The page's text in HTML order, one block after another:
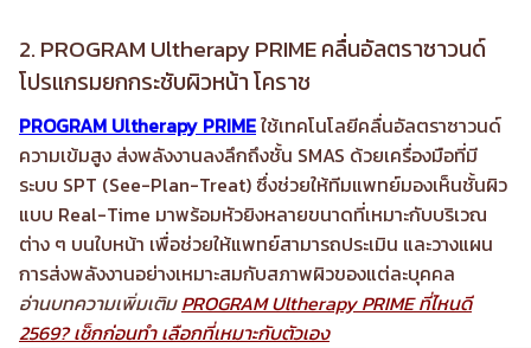
2. PROGRAM Ultherapy PRIME คลื่นอัลตราซาวนด์
โปรแกรมยกกระชับผิวหน้า โคราช
PROGRAM Ultherapy PRIMEใช้เทคโนโลยีคลื่นอัลตราซาวนด์
ความเข้มสูง ส่งพลังงานลงลึกถึงชั้น SMAS ด้วยเครื่องมือที่มี
ระบบ SPT (See-Plan-Treat) ซึ่งช่วยให้ทีมแพทย์มองเห็นชั้นผิว
แบบ Real-Time มาพร้อมหัวยิงหลายขนาดที่เหมาะกับบริเวณ
ต่าง ๆ บนใบหน้า เพื่อช่วยให้แพทย์สามารถประเมิน และวางแผน
การส่งพลังงานอย่างเหมาะสมกับสภาพผิวของแต่ละบุคคล
อ่านบทความเพิ่มเติมPROGRAM Ultherapy PRIME ที่ไหนดี
2569? เช็กก่อนทำ เลือกที่เหมาะกับตัวเอง